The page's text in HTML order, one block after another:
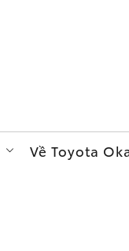
Về Toyota